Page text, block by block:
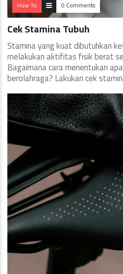
How To 0 Comments
Cek Stamina Tubuh
Stamina yang kuat dibutuhkan
melakukan aktifitas fisik berat
Bagaimana cara menentukan
berolahraga? Lakukan cek